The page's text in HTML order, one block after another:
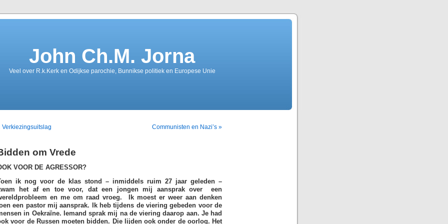
John Ch.M. Jorna
Veel over R.k.Kerk en Odijkse parochie, Bunnikse politiek en Europese Unie
Verkiezingsuitslag Communisten en Nazi’s »
om Vrede
VOOR DE AGRESSOR?
ik nog voor de klas stond – inmiddels ruim 27 jaar geleden –
het af en toe voor, dat een jongen mij aansprak over een
en me om raad vroeg. Ik moest er weer aan denken
een pastor mij aansprak. Ik heb tijdens de viering gebeden voor de
in Oekraïne. Iemand sprak mij na de viering daarop aan. Je had
voor de Russen moeten bidden. Die lijden ook onder de oorlog. Het